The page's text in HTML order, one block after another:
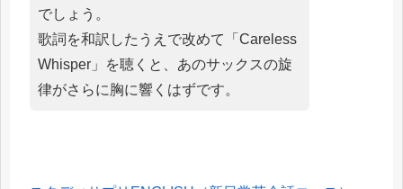
でしょう。
歌詞を和訳したうえで改めて「Careless
Whisper」を聴くと、あのサックスの旋
律がさらに胸に響くはずです。